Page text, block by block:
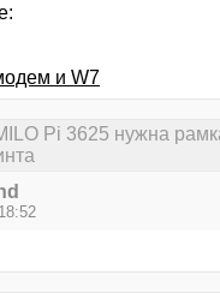
и W7
Pi 3625 нужна